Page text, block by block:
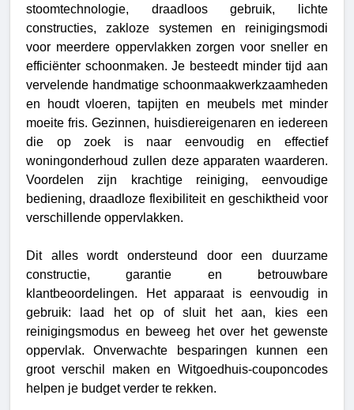
stoomtechnologie, draadloos gebruik, lichte
constructies, zakloze systemen en reinigingsmodi
voor meerdere oppervlakken zorgen voor sneller en
efficiënter schoonmaken.Je besteedt minder tijd aan
vervelende handmatige schoonmaakwerkzaamheden
en houdt vloeren, tapijten en meubels met minder
moeite fris. Gezinnen, huisdiereigenaren en iedereen
die op zoek is naar eenvoudig en effectief
woningonderhoud zullen deze apparaten waarderen.
Voordelen zijn krachtige reiniging, eenvoudige
bediening, draadloze flexibiliteit en geschiktheid voor
verschillende oppervlakken.
Dit alles wordt ondersteund door een duurzame
constructie, garantie en betrouwbare
klantbeoordelingen. Het apparaat is eenvoudig in
gebruik: laad het op of sluit het aan, kies een
reinigingsmodus en beweeg het over het gewenste
oppervlak. Onverwachte besparingen kunnen een
groot verschil maken en Witgoedhuis-couponcodes
helpen je budget verder te rekken.